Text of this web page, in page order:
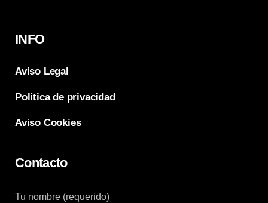
INFO
Aviso Legal
Política de privacidad
Aviso Cookies
Contacto
Tu nombre (requerido)